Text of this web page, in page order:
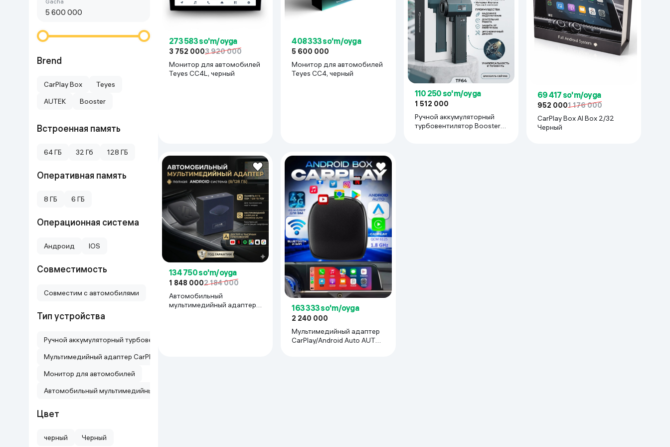
Go‘zallik va parvarish
O'yin uchun texnika
Sport tovarlari
Bolalar buyumlari
Kitoblar
Kiyim-kechak va Oyoq
kiyimlar
Virtual haqiqat ko'zoynaklari
Kameralar
Brend
CarPlay Box
Teyes
AUTEK
Booster
Встроенная память
64 ГБ 32 Гб 128 ГБ
Оперативная память
8 ГБ 6 ГБ
Операционная система
Андроид IOS
Совместимость
Совместим с автомобилями
Тип устройства
Ручной аккумуляторный турбовентилятор
Мультимедийный адаптер CarPlay/Android Auto
Монитор для автомобилей
Автомобильный мультимедийный адаптер
Цвет
черный Черный
273 583 so'm/oyga
3 752 0003 920 000
Монитор для автомобилей
Teyes CC4L, черный
408 333 so'm/oyga
5 600 000
Монитор для автомобилей
Teyes CC4, черный
110 250 so'm/oyga
1 512 000
Ручной аккумуляторный
турбовентилятор Booster
69 417 so'm/oyga
952 0001 176 000
CarPlay Box AI Box 2/32
Черный
134 750 so'm/oyga
1 848 0002 184 000
Автомобильный
мультимедийный адаптер
163 333 so'm/oyga
2 240 000
Мультимедийный адаптер
CarPlay/Android Auto AUTEK